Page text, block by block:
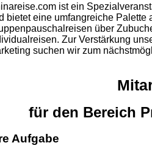
ist ein
bietet eine umfangreiche
über
Zur Verstärkung
suchen wir zum
für den Bereich
Aufgabe